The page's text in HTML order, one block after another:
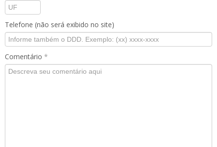
Telefone (não será exibido no site)
Comentário *